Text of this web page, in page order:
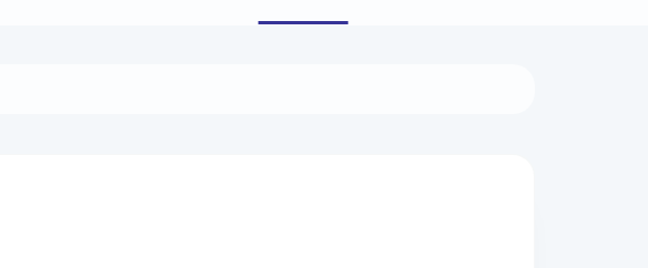
Bu an üçün bildirişiniz yoxdur.